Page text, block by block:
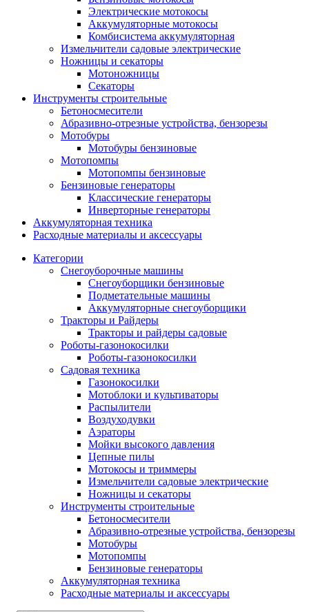
Электрические мотокосы
Аккумуляторные мотокосы
Комбисистема аккумуляторная
Измельчители садовые электрические
Ножницы и секаторы
Мотоножницы
Секаторы
Инструменты строительные
Бетоносмесители
Абразивно-отрезные устройства, бензорезы
Мотобуры
Мотобуры бензиновые
Мотопомпы
Мотопомпы бензиновые
Бензиновые генераторы
Классические генераторы
Инверторные генераторы
Аккумуляторная техника
Расходные материалы и аксессуары
Категории
Снегоуборочные машины
Снегоуборщики бензиновые
Подметательные машины
Аккумуляторные снегоуборщики
Тракторы и Райдеры
Тракторы и райдеры садовые
Роботы-газонокосилки
Роботы-газонокосилки
Садовая техника
Газонокосилки
Мотоблоки и культиваторы
Распылители
Воздуходувки
Аэраторы
Мойки высокого давления
Цепные пилы
Мотокосы и триммеры
Измельчители садовые электрические
Ножницы и секаторы
Инструменты строительные
Бетоносмесители
Абразивно-отрезные устройства, бензорезы
Мотобуры
Мотопомпы
Бензиновые генераторы
Аккумуляторная техника
Расходные материалы и аксессуары